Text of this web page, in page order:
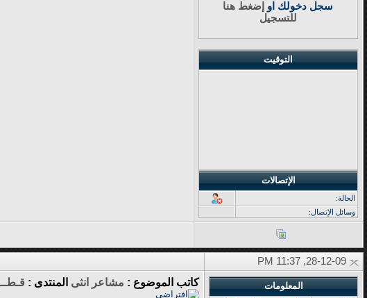
سجل دخولك او إضغط هنا
للتسجيل
التوقيت
الإتصالات
الحالة:
وسائل الإتصال:
المعلومات كاتب الموضوع : مشاعر انثى المنتدى :